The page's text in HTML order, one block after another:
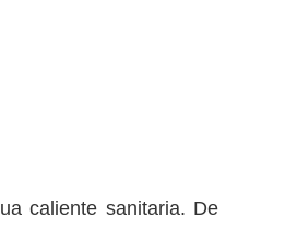
caliente sanitaria. De